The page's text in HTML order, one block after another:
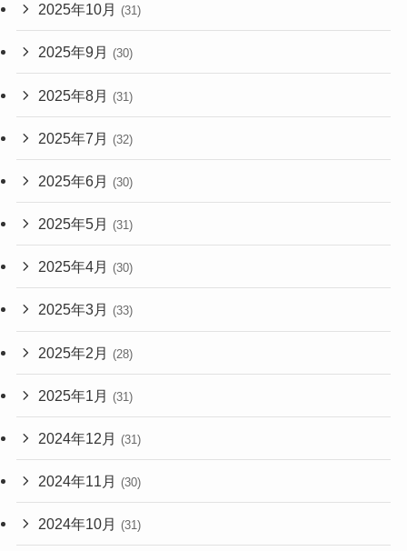
2025年10月 (31)
2025年9月 (30)
2025年8月 (31)
2025年7月 (32)
2025年6月 (30)
2025年5月 (31)
2025年4月 (30)
2025年3月 (33)
2025年2月 (28)
2025年1月 (31)
2024年12月 (31)
2024年11月 (30)
2024年10月 (31)